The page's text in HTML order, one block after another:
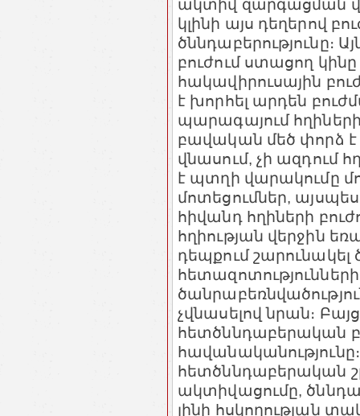
ակտիվ զարգացման
կլինի այս դեղերով
ծննդաբերությունը։
բուժում ստացող
հակավիրուսային
է խորհել արդեն
պարագայում
բավական մեծ փորձ է
վնասում, չի ազդում
է պտղի վարակումը
մոտեցումներ,
հիվանդ հղիների
հղիության վերջին
դեպքում շարունակել
չվնասելով նրան։
հետծննդաբերական
հետծննդաբերական
ակտիվացումը,
լինի հսկողության